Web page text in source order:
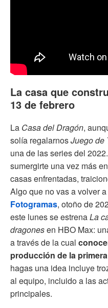
La casa que
13 de febrero
La Casa del Dragón,
solía regalarnosJuego de
una de las series del
sumergirte una vez más
casas enfrentadas,
Algo que no vas a volver
Fotogramas, otoño de
este lunes se estrenaLa
dragonesen HBO Max:
a través de la cual
producción de la
hagas una idea incluye
al equipo, incluido a las
principales.